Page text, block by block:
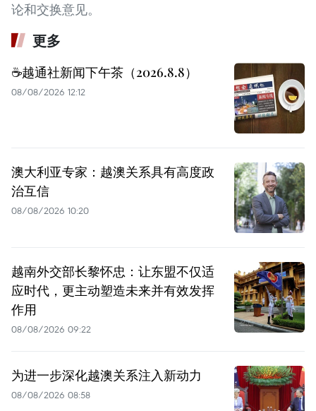
论和交换意见。
更多
☕️越通社新闻下午茶（2026.8.8）
08/08/2026 12:12
澳大利亚专家：越澳关系具有高度政
治互信
08/08/2026 10:20
越南外交部长黎怀忠：让东盟不仅适
应时代，更主动塑造未来并有效发挥
作用
08/08/2026 09:22
为进一步深化越澳关系注入新动力
08/08/2026 08:58